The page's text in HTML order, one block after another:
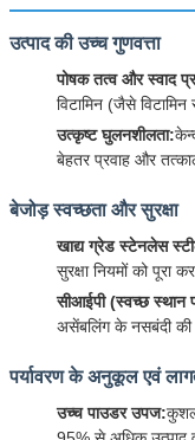
उत्पाद की उच्च गुणवत्ता
पोषक तत्व और स्वाद
विटामिन (जैसे
उत्कृष्ट घुलनशीलता:
बेहतर प्रवाह और
बेजोड़ स्वच्छता और सुरक्षा
खाद्य ग्रेड स्टेनलेस
सुरक्षा नियमों को पूरा
सीआईपी (स्वच्छ स्थान
असेंबलिंग के नसबंदी
पर्यावरण के अनुकूल एवं
उच्च पाउडर उपज:कुशल